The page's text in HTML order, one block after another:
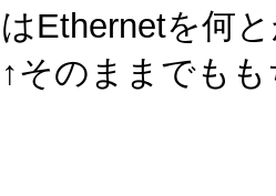
はEthernetを何
↑そのままでも